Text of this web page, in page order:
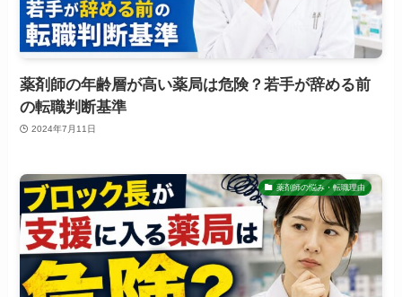
薬剤師の年齢層が高い薬局は危険？若手が辞める前
の転職判断基準
2024年7月11日
薬剤師の悩み・転職理由